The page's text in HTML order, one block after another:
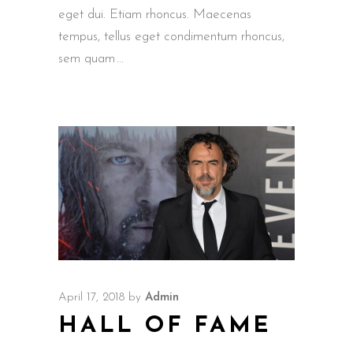
eget dui. Etiam rhoncus. Maecenas
tempus, tellus eget condimentum rhoncus,
sem quam
April 17, 2018 by Admin
HALL OF FAME